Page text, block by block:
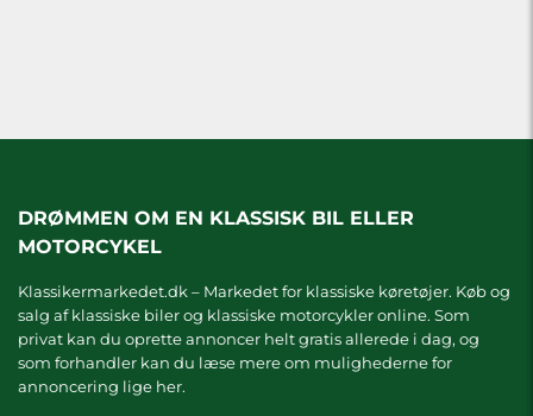
DRØMMEN OM EN KLASSISK BIL ELLER
MOTORCYKEL
Klassikermarkedet.dk – Markedet for klassiske køretøjer. Køb og
salg af klassiske biler og klassiske motorcykler online. Som
privat kan du oprette annoncer helt gratis allerede i dag, og
som forhandler kan du læse mere om mulighederne for
annoncering lige her.